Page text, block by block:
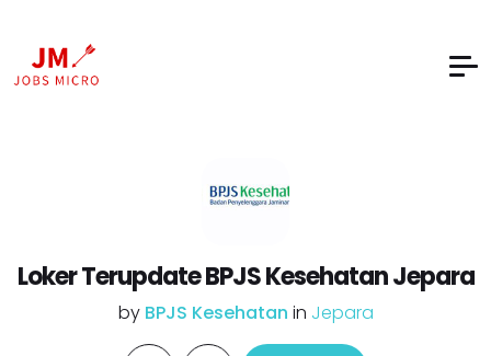
Loker Terupdate BPJS Kesehatan Jepara
by BPJS Kesehatan in Jepara